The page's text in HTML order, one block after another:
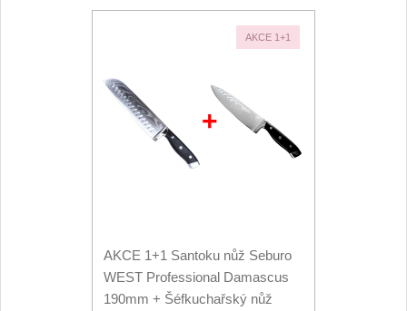
AKCE 1+1
+
AKCE 1+1 Santoku nůž Seburo
WEST Professional Damascus
190mm + Šéfkuchařský nůž